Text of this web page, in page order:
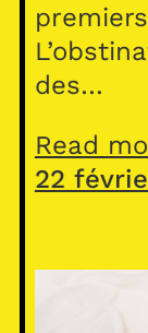
des…
Read
22